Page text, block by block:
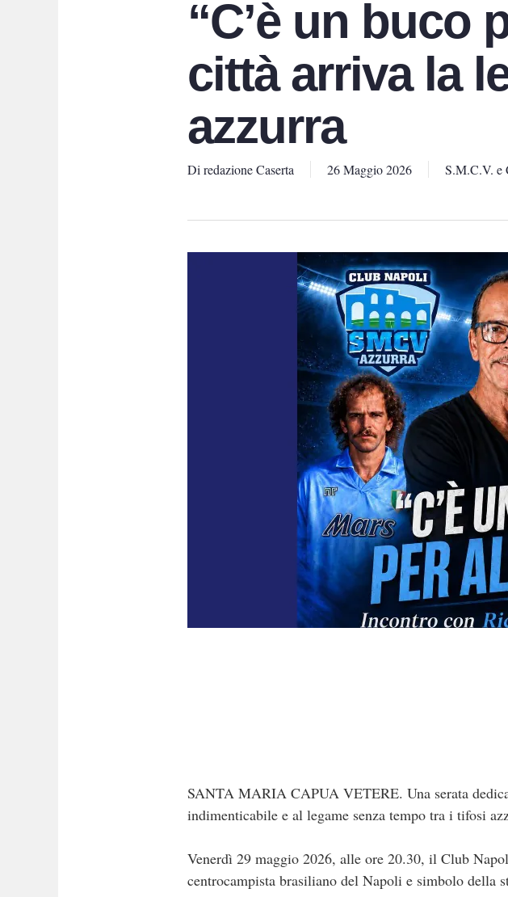
“C’è un buco
città arriva la
azzurra
Di redazione Caserta 26 Maggio 2026 S.M.C.V. e
SANTA MARIA CAPUA VETERE. Una serata
indimenticabile e al legame senza tempo tra i tifosi
Venerdì 29 maggio 2026, alle ore 20.30, il Club
centrocampista brasiliano del Napoli e simbolo della